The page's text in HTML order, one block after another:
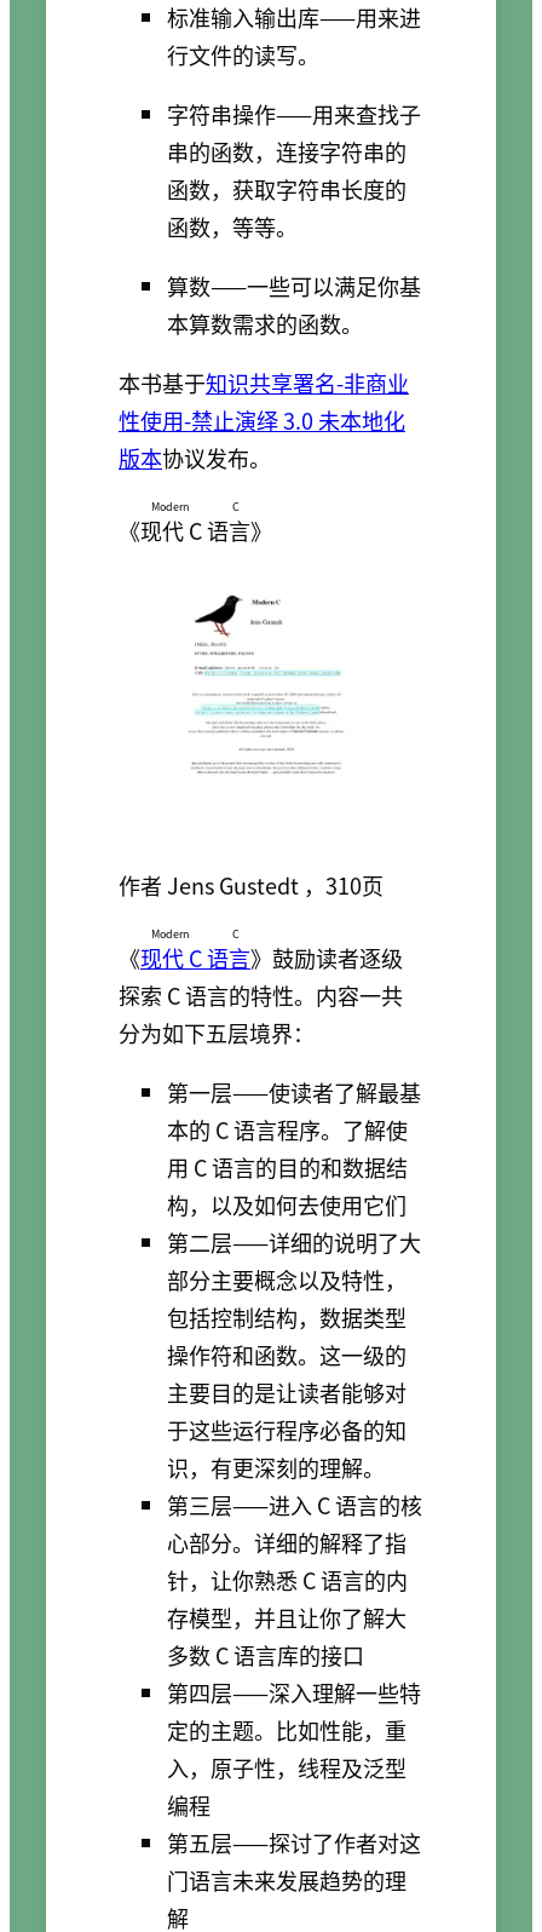
标准输入输出库——用来进
行文件的读写。
字符串操作——用来查找子
串的函数，连接字符串的
函数，获取字符串长度的
函数，等等。
算数——一些可以满足你基
本算数需求的函数。
本书基于知识共享署名-非商业
性使用-禁止演绎 3.0 未本地化
版本协议发布。
《现代 C 语言
Modern C
》
作者 Jens Gustedt ，310页
《现代 C 语言
Modern C
》鼓励读者逐级
探索 C 语言的特性。内容一共
分为如下五层境界：
第一层——使读者了解最基
本的 C 语言程序。了解使
用 C 语言的目的和数据结
构，以及如何去使用它们
第二层——详细的说明了大
部分主要概念以及特性，
包括控制结构，数据类型
操作符和函数。这一级的
主要目的是让读者能够对
于这些运行程序必备的知
识，有更深刻的理解。
第三层——进入 C 语言的核
心部分。详细的解释了指
针，让你熟悉 C 语言的内
存模型，并且让你了解大
多数 C 语言库的接口
第四层——深入理解一些特
定的主题。比如性能，重
入，原子性，线程及泛型
编程
第五层——探讨了作者对这
门语言未来发展趋势的理
解